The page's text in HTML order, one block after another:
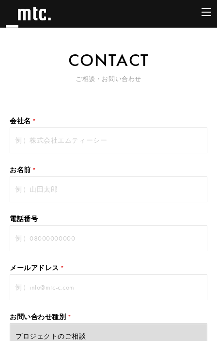
CONTACT
ご相談・お問い合わせ
会社名 *
お名前 *
電話番号
メールアドレス *
お問い合わせ種別 *